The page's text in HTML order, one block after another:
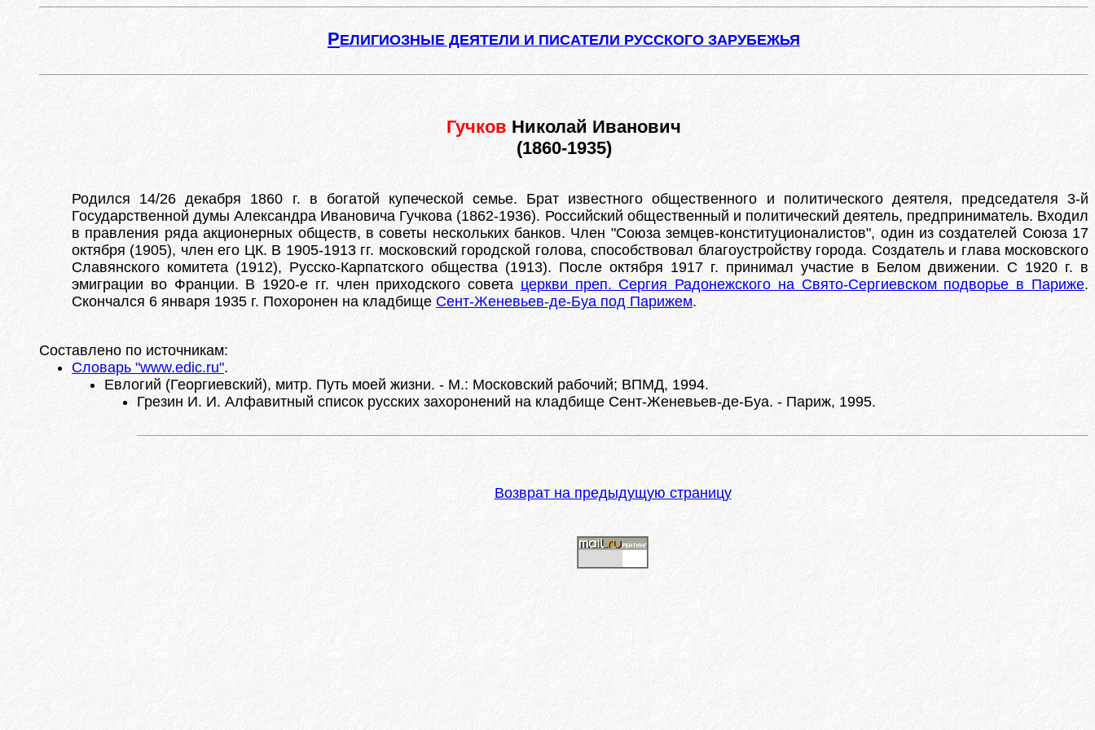
РЕЛИГИОЗНЫЕ ДЕЯТЕЛИ И ПИСАТЕЛИ РУССКОГО ЗАРУБЕЖЬЯ
Гучков Николай Иванович
(1860-1935)
Родился 14/26 декабря 1860 г. в богатой купеческой семье. Брат известного общественного и политического деятеля, председателя 3-й
Государственной думы Александра Ивановича Гучкова (1862-1936). Российский общественный и политический деятель, предприниматель. Входил
в правления ряда акционерных обществ, в советы нескольких банков. Член "Союза земцев-конституционалистов", один из создателей Союза 17
октября (1905), член его ЦК. В 1905-1913 гг. московский городской голова, способствовал благоустройству города. Создатель и глава московского
Славянского комитета (1912), Русско-Карпатского общества (1913). После октября 1917 г. принимал участие в Белом движении. С 1920 г. в
эмиграции во Франции. В 1920-е гг. член приходского совета церкви преп. Сергия Радонежского на Свято-Сергиевском подворье в Париже.
Скончался 6 января 1935 г. Похоронен на кладбище Сент-Женевьев-де-Буа под Парижем.
Составлено по источникам:
Словарь "www.edic.ru".
Евлогий (Георгиевский), митр. Путь моей жизни. - М.: Московский рабочий; ВПМД, 1994.
Грезин И. И. Алфавитный список русских захоронений на кладбище Сент-Женевьев-де-Буа. - Париж, 1995.
Возврат на предыдущую страницу